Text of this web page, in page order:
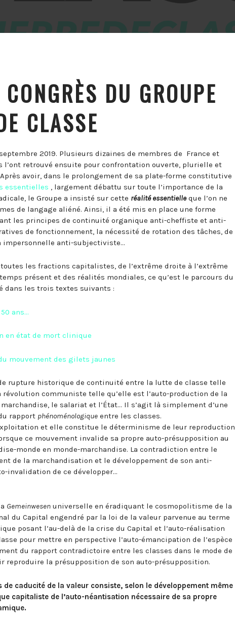
DU GROUPE
CLASSE
2019. Plusieurs dizaines de membres de France et
retrouvé ensuite pour confrontation ouverte, plurielle et
avoir, dans le prolongement de sa plate-forme constitutive
essentielles , largement débattu sur toute l’importance de la
le Groupe a insisté sur cette réalité essentielleque l’on ne
de langage aliéné. Ainsi, il a été mis en place une forme
les principes de continuité organique anti-cheffiste et anti-
de fonctionnement, la nécessité de rotation des tâches, de
impersonnelle anti-subjectiviste…
les fractions capitalistes, de l’extrême droite à l’extrême
présent et des réalités mondiales, ce qu’est le parcours du
dans les trois textes suivants :
ans…
en état de mort clinique
mouvement des gilets jaunes
rupture historique de continuité entre la lutte de classe telle
communiste telle qu’elle est l’auto-production de la
le salariat et l’État… Il s’agit là simplement d’une
rapport phénoménologiqueentre les classes.
et elle constitue le déterminisme de leur reproduction
ce mouvement invalide sa propre auto-présupposition au
monde en monde-marchandise. La contradiction entre le
de la marchandisation et le développement de son anti-
invalidation de ce développer…
Gemeinwesenuniverselle en éradiquant le cosmopolitisme de la
du Capital engendré par la loi de la valeur parvenue au terme
posant l’au-delà de la crise du Capital et l’auto-réalisation
pour mettre en perspective l’auto-émancipation de l’espèce
du rapport contradictoire entre les classes dans le mode de
reproduire la présupposition de son auto-présupposition.
caducité de la valeur consiste, selon le développement même
capitaliste de l’auto-néantisation nécessaire de sa propre